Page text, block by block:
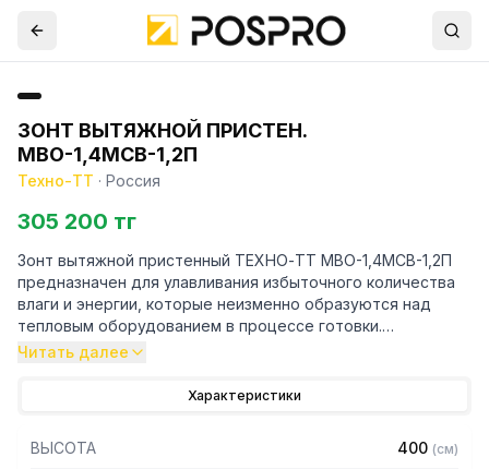
ЗОНТ ВЫТЯЖНОЙ ПРИСТЕН.
МВО-1,4МСВ-1,2П
Техно-ТТ · Россия
305 200 тг
Зонт вытяжной пристенный ТЕХНО-ТТ МВО-1,4МСВ-1,2П
предназначен для улавливания избыточного количества
влаги и энергии, которые неизменно образуются над
тепловым оборудованием в процессе готовки.
капли жира, которые в противном случае оседали бы на
защищает сотрудников горячего цеха.
Читать далее
Характеристики
ВЫСОТА 400 (см)